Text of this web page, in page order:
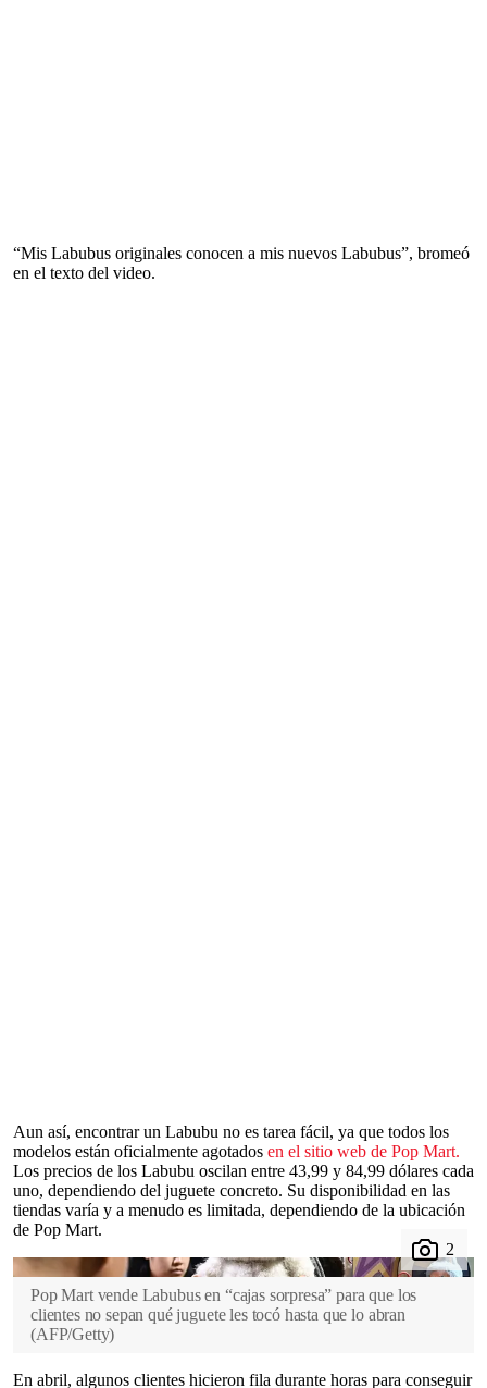
“Mis Labubus originales conocen a mis nuevos Labubus”, bromeó
en el texto del video.
Aun así, encontrar un Labubu no es tarea fácil, ya que todos los
modelos están oficialmente agotados en el sitio web de Pop Mart.
Los precios de los Labubu oscilan entre 43,99 y 84,99 dólares cada
uno, dependiendo del juguete concreto. Su disponibilidad en las
tiendas varía y a menudo es limitada, dependiendo de la ubicación
de Pop Mart.
Pop Mart vende Labubus en “cajas sorpresa” para que los
clientes no sepan qué juguete les tocó hasta que lo abran
(AFP/Getty)
En abril, algunos clientes hicieron fila durante horas para conseguir